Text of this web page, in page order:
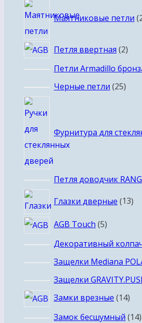
Маятниковые петли
Петля ввертная 22
Петли Armadillo
Черные петли 2525
Фурнитура для
Петля доводчик
Глазки дверные 1313
AGB Touch 55
товаров
Декоративный
Защелки Mediana
Защелки
Замки врезные 1414
Замок бесшумный 1414